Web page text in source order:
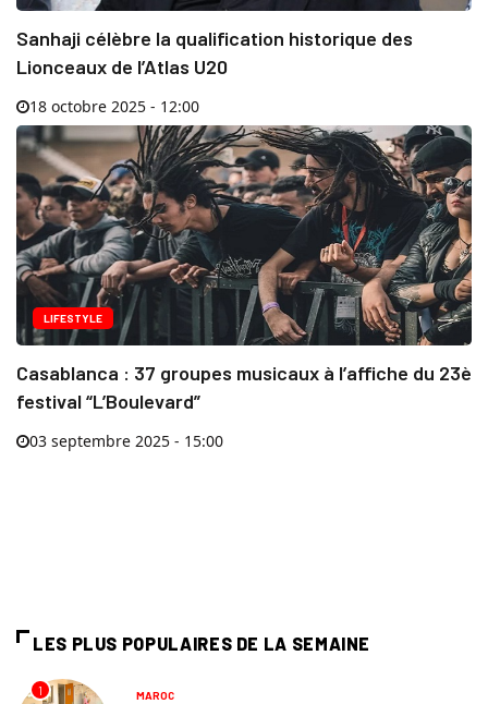
Sanhaji célèbre la qualification historique des
Lionceaux de l’Atlas U20
18 octobre 2025 - 12:00
LIFESTYLE
Casablanca : 37 groupes musicaux à l’affiche du 23è
festival “L’Boulevard”
03 septembre 2025 - 15:00
LES PLUS POPULAIRES DE LA SEMAINE
1 MAROC